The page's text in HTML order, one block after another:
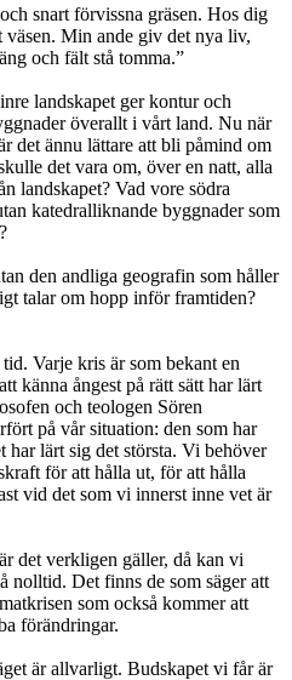
snart förvissna gräsen. Hos dig
Min ande giv det nya liv,
och fält stå tomma.”
landskapet ger kontur och
överallt i vårt land. Nu när
det ännu lättare att bli påmind om
det vara om, över en natt, alla
landskapet? Vad vore södra
katedralliknande byggnader som
den andliga geografin som håller
talar om hopp inför framtiden?
Varje kris är som bekant en
känna ångest på rätt sätt har lärt
och teologen Sören
på vår situation: den som har
har lärt sig det största. Vi behöver
för att hålla ut, för att hålla
vid det som vi innerst inne vet är
det verkligen gäller, då kan vi
nolltid. Det finns de som säger att
som också kommer att
förändringar.
är allvarligt. Budskapet vi får är